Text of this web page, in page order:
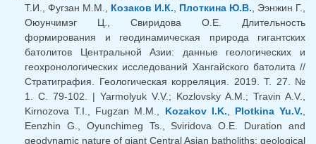
Т.И., Фугзан М.М., Козаков И.К. Плоткина Ю.В. , Ээнжин Г.,
Оюунчимэг Ц., Свиридова О.Е. Длительность
формирования и геодинамическая природа гигантских
батолитов Центральной Азии: данные геологических и
геохронологических исследований Хангайского батолита //
Стратиграфия. Геологическая корреляция. 2019. Т. 27. №
1. С. 79-102. | Yarmolyuk V.V.; Kozlovsky A.M.; Travin A.V.,
Kirnozova T.I., Fugzan M.M., Kozakov I.K. Plotkina Yu.V.
Eenzhin G., Oyunchimeg Ts., Sviridova O.E. Duration and
geodynamic nature of giant Central Asian batholiths: geological